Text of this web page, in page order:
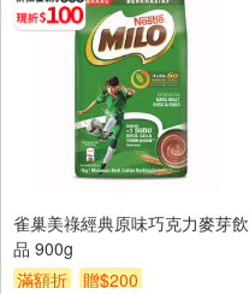
雀巢美祿經典原味巧克力麥芽飲
品 900g
滿額折
贈$200